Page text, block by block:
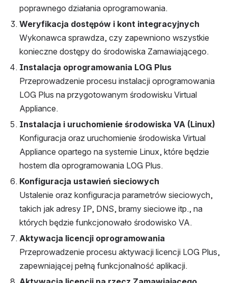
poprawnego działania oprogramowania.
Weryfikacja dostępów i kont integracyjnych
Wykonawca sprawdza, czy zapewniono wszystkie
konieczne dostępy do środowiska Zamawiającego.
Instalacja oprogramowania LOG Plus
Przeprowadzenie procesu instalacji oprogramowania
LOG Plus na przygotowanym środowisku Virtual
Appliance.
Instalacja i uruchomienie środowiska VA (Linux)
Konfiguracja oraz uruchomienie środowiska Virtual
Appliance opartego na systemie Linux, które będzie
hostem dla oprogramowania LOG Plus.
Konfiguracja ustawień sieciowych
Ustalenie oraz konfiguracja parametrów sieciowych,
takich jak adresy IP, DNS, bramy sieciowe itp., na
których będzie funkcjonowało środowisko VA.
Aktywacja licencji oprogramowania
Przeprowadzenie procesu aktywacji licencji LOG Plus,
zapewniającej pełną funkcjonalność aplikacji.